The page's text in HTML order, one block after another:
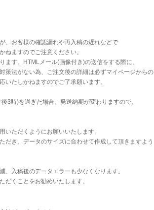
、お客様の確認漏れや再入稿の遅れなどで
ねますのでご注意ください。
す。HTMLメール(画像付き)の送信をする際に、
策法がない為、ご注文後の詳細は必ずマイページからの
たしかねますのでご了承願います。
3時)を過ぎた場合、発送納期が変わりますので、
いただくようにお願いいたします。
だき、データのサイズに合わせて作成して頂きますよう
、入稿後のデータエラーも少なくなります。
だくことをお勧めいたします。